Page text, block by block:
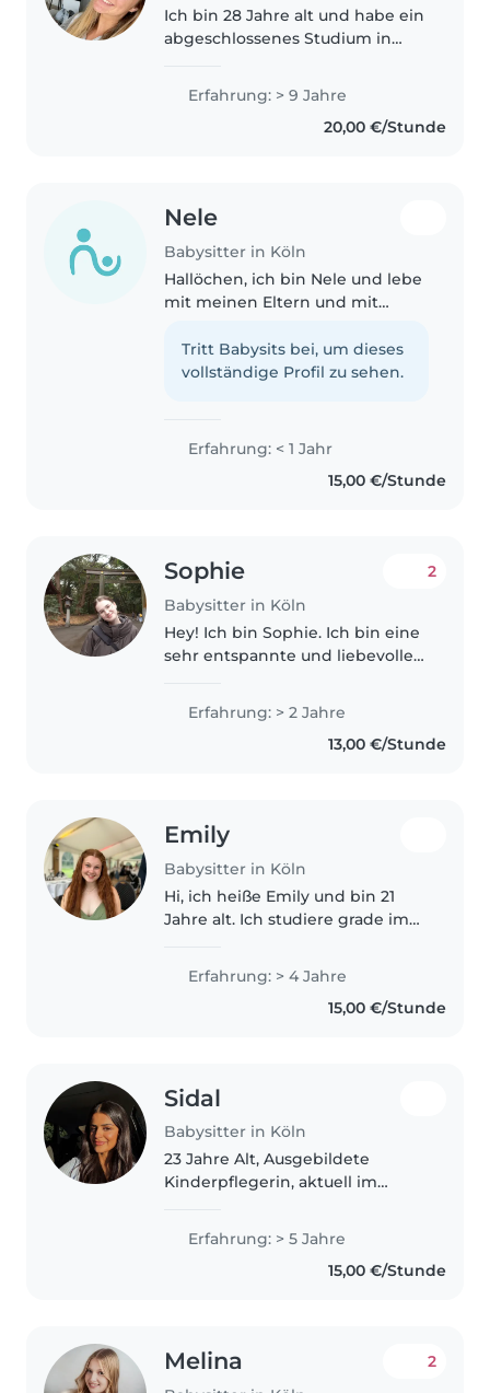
Ich bin 28 Jahre alt und habe ein
abgeschlossenes Studium in
über 9 Jahre Erfahrung in der
Betreuung von Kindern und
Jugendlichen mit. Im Laufe
Erfahrung: > 9 Jahre
20,00 €/Stunde
Nele
Babysitter in Köln
Hallöchen, ich bin Nele und lebe
mit meinen Eltern und mit
unternehme gerne was mit
Freunden und spiele gerne
Tritt Babysits bei, um dieses
vollständige Profil zu sehen.
Erfahrung: < 1 Jahr
15,00 €/Stunde
Sophie
Babysitter in Köln
2
Hey! Ich bin Sophie. Ich bin eine
sehr entspannte und liebevolle
Geduld mitbringt. Nach meinem
Abi habe ich ein halbes Jahr in
Korea gelebt und bin
Erfahrung: > 2 Jahre
13,00 €/Stunde
Emily
Babysitter in Köln
Hi, ich heiße Emily und bin 21
Jahre alt. Ich studiere grade im
und arbeite nebenbei beim
Inklusiv wohnen Köln wo ich mit
Erfahrung: > 4 Jahre
15,00 €/Stunde
Sidal
Babysitter in Köln
23 Jahre Alt, Ausgebildete
Kinderpflegerin, aktuell im
liebevoll und zuverlässig im
Umgang mit Kindern. Mehr als
fünf Jahre Erfahrung mit
Erfahrung: > 5 Jahre
15,00 €/Stunde
Melina 2